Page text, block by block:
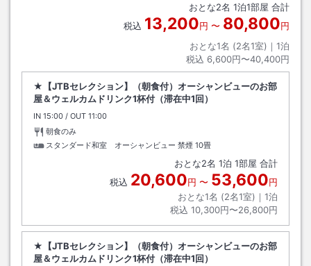
おとな2名 1泊1部屋 合計
税込 13,200円 〜 80,800円
おとな1名 (2名1室)｜ 1泊
税込 6,600円〜40,400円
★【JTBセレクション】（朝食付）オーシャンビューのお部
屋＆ウェルカムドリンク1杯付（滞在中1回）
IN チェックイン
15:00 / OUT チェックアウト
11:00
朝食のみ
スタンダード和室 オーシャンビュー 禁煙 10畳
おとな2名 1泊 1部屋 合計
税込 20,600円 〜 53,600円
おとな1名 (2名1室)｜ 1泊
税込 10,300円〜26,800円
★【JTBセレクション】（朝食付）オーシャンビューのお部
屋＆ウェルカムドリンク1杯付（滞在中1回）